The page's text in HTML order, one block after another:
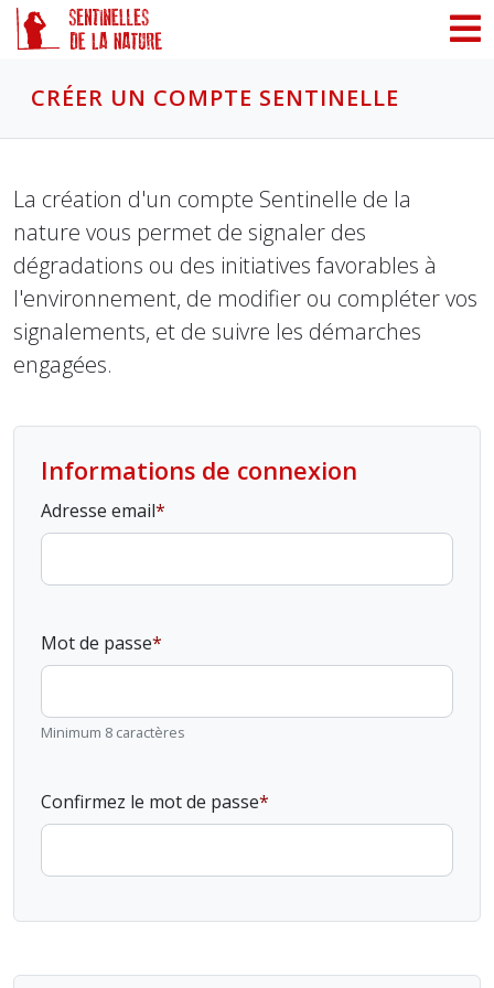
CRÉER UN COMPTE SENTINELLE
La création d'un compte Sentinelle de la
nature vous permet de signaler des
dégradations ou des initiatives favorables à
l'environnement, de modifier ou compléter vos
signalements, et de suivre les démarches
engagées.
Informations de connexion
Adresse email
Mot de passe
Minimum 8 caractères
Confirmez le mot de passe
Panneau de gestion des cookies